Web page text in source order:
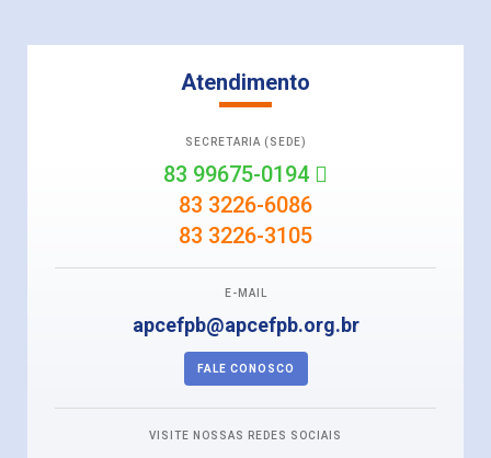
Atendimento
SECRETARIA (SEDE)
83 99675-0194
83 3226-6086
83 3226-3105
E-MAIL
apcefpb@apcefpb.org.br
FALE CONOSCO
VISITE NOSSAS REDES SOCIAIS